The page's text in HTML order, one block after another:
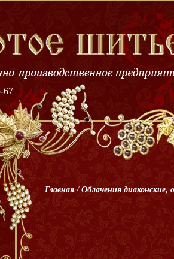
67
Главная / Облачения диаконские,